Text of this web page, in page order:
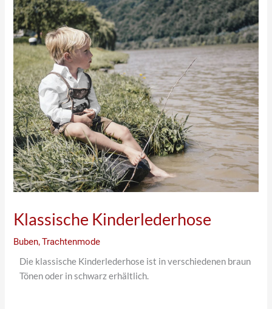
Klassische Kinderlederhose
Buben,Trachtenmode
Die klassische Kinderlederhose ist in verschiedenen braun
Tönen oder in schwarz erhältlich.